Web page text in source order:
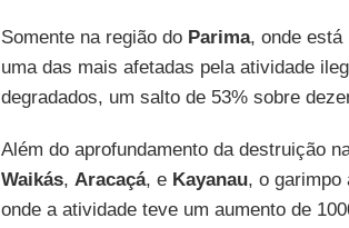
Somente na região do Parima, onde está
uma das mais afetadas pela atividade
degradados, um salto de 53% sobre
Além do aprofundamento da destruição
Waikás, Aracaçá, e Kayanau, o garimpo
onde a atividade teve um aumento de